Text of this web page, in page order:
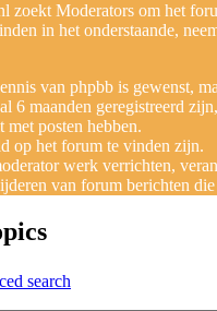
zoekt Moderators om het
in het onderstaande,
van phpbb is gewenst,
6 maanden geregistreerd
met posten hebben.
op het forum te vinden zijn.
werk verrichten,
van forum berichten die
search